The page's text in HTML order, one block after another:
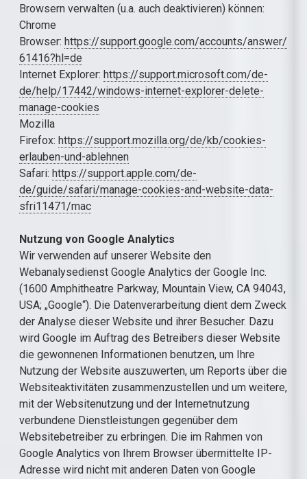
Browsern verwalten (u.a. auch deaktivieren) können:
Chrome
Browser:https://support.google.com/accounts/answer/
61416?hl=de
Internet Explorer:https://support.microsoft.com/de-
de/help/17442/windows-internet-explorer-delete-
manage-cookies
Mozilla
Firefox:https://support.mozilla.org/de/kb/cookies-
erlauben-und-ablehnen
Safari:https://support.apple.com/de-
de/guide/safari/manage-cookies-and-website-data-
sfri11471/mac
Nutzung von Google Analytics
Wir verwenden auf unserer Website den
Webanalysedienst Google Analytics der Google Inc.
(1600 Amphitheatre Parkway, Mountain View, CA 94043,
USA; „Google“). Die Datenverarbeitung dient dem Zweck
der Analyse dieser Website und ihrer Besucher. Dazu
wird Google im Auftrag des Betreibers dieser Website
die gewonnenen Informationen benutzen, um Ihre
Nutzung der Website auszuwerten, um Reports über die
Websiteaktivitäten zusammenzustellen und um weitere,
mit der Websitenutzung und der Internetnutzung
verbundene Dienstleistungen gegenüber dem
Websitebetreiber zu erbringen. Die im Rahmen von
Google Analytics von Ihrem Browser übermittelte IP-
Adresse wird nicht mit anderen Daten von Google